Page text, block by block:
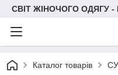
СВІТ ЖІНОЧОГО ОДЯГУ -
Каталог товарів